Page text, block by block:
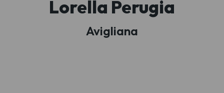
Lorella Perugia
Avigliana